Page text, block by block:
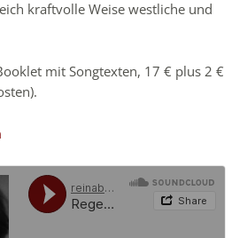
kraftvolle Weise westliche und
mit Songtexten, 17 € plus 2 €